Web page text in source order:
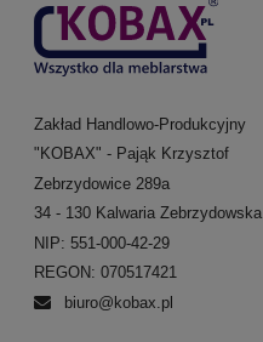
Zakład Handlowo-Produkcyjny
"KOBAX" - Pająk Krzysztof
Zebrzydowice 289a
34 - 130 Kalwaria Zebrzydowska
NIP: 551-000-42-29
REGON: 070517421
biuro@kobax.pl